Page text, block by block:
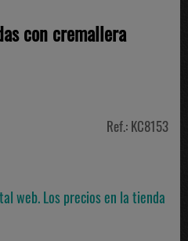
con cremallera
Ref.: KC8153
web. Los precios en la tienda